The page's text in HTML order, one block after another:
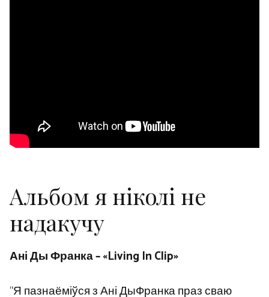
Альбом я ніколі не
надакучу
Ані Ды Франка – «Living In Clip»
“Я пазнаёміўся з Ані ДыФранка праз сваю